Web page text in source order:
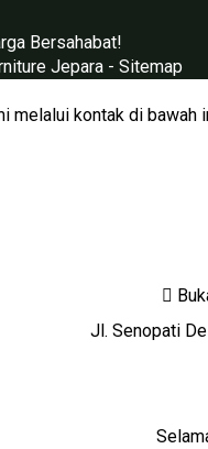
Bersahabat!
Jepara - Sitemap
melalui kontak di bawah
Jl. Senopati